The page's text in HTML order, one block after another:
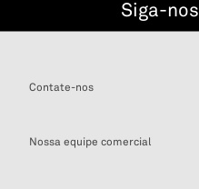
Siga-nos
Contate-nos
Nossa equipe comercial